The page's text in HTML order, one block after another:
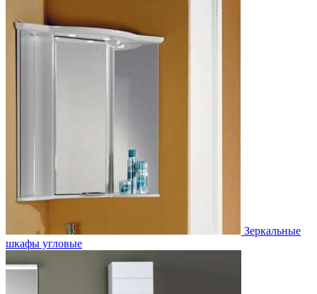
Зеркальные
шкафы угловые